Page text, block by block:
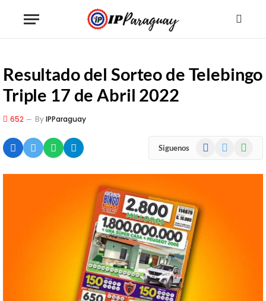
Resultado del Sorteo de Telebingo
Triple 17 de Abril 2022
652 ByIPParaguay
Siguenos Facebook